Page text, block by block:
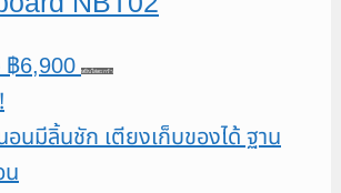
Original
was:
฿7,900.
฿6,900Current
is:
หยิบใส่ตะกร้า